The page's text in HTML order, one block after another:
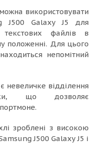
використовувати
J500 Galaxy J5 для
файлів в
положенні. Для цього
непомітний
невеличке відділення
що дозволяє
зроблені з високою
J500 Galaxy J5 і